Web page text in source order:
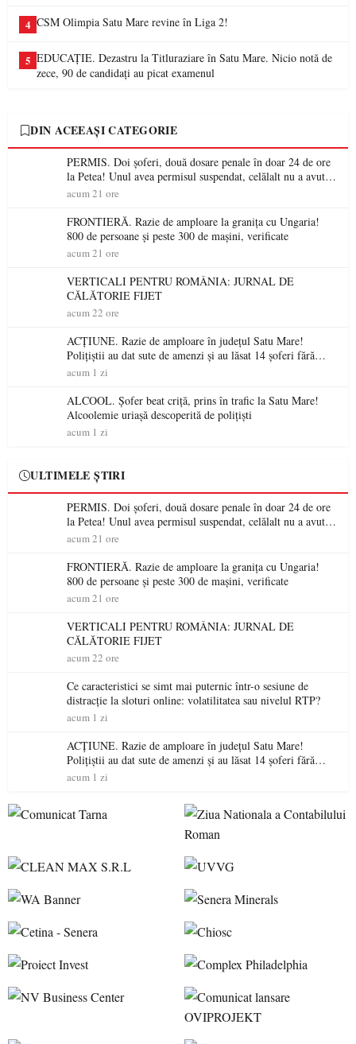
4 CSM Olimpia Satu Mare revine în Liga 2!
5 EDUCAȚIE. Dezastru la Titluraziare în Satu Mare. Nicio notă de
zece, 90 de candidați au picat examenul
DIN ACEEAȘI CATEGORIE
PERMIS. Doi șoferi, două dosare penale în doar 24 de ore
la Petea! Unul avea permisul suspendat, celălalt nu a avut
niciodată permis
acum 21 ore
FRONTIERĂ. Razie de amploare la granița cu Ungaria!
800 de persoane și peste 300 de mașini, verificate
acum 21 ore
VERTICALI PENTRU ROMÂNIA: JURNAL DE
CĂLĂTORIE FIJET
acum 22 ore
ACȚIUNE. Razie de amploare în județul Satu Mare!
Polițiștii au dat sute de amenzi și au lăsat 14 șoferi fără
permis într-o singură zi
acum 1 zi
ALCOOL. Șofer beat criță, prins în trafic la Satu Mare!
Alcoolemie uriașă descoperită de polițiști
acum 1 zi
ULTIMELE ȘTIRI
PERMIS. Doi șoferi, două dosare penale în doar 24 de ore
la Petea! Unul avea permisul suspendat, celălalt nu a avut
niciodată permis
acum 21 ore
FRONTIERĂ. Razie de amploare la granița cu Ungaria!
800 de persoane și peste 300 de mașini, verificate
acum 21 ore
VERTICALI PENTRU ROMÂNIA: JURNAL DE
CĂLĂTORIE FIJET
acum 22 ore
Ce caracteristici se simt mai puternic într-o sesiune de
distracție la sloturi online: volatilitatea sau nivelul RTP?
acum 1 zi
ACȚIUNE. Razie de amploare în județul Satu Mare!
Polițiștii au dat sute de amenzi și au lăsat 14 șoferi fără
permis într-o singură zi
acum 1 zi